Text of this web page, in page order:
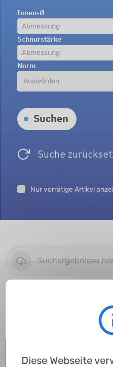
Innen-Ø
Schnurstärke
Norm
Suchen
Suche
Nur vorrätige Artikel
Suchergebnisse
Zeilen anzeigen
Diese Webseite